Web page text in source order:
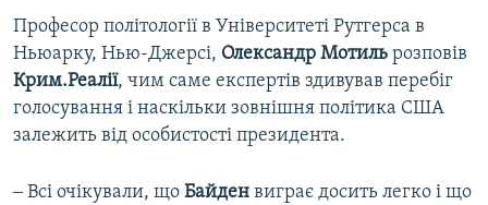
Професор політології в Університеті Рутгерса в
Ньюарку, Нью-Джерсі, Олександр Мотиль розповів
Крим.Реалії, чим саме експертів здивував перебіг
голосування і наскільки зовнішня політика США
залежить від особистості президента.
‒ Всі очікували, що Байден виграє досить легко і що